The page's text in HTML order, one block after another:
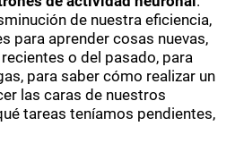
de nuestra eficiencia,
para aprender cosas nuevas,
o del pasado, para
para saber cómo realizar un
las caras de nuestros
tareas teníamos pendientes,